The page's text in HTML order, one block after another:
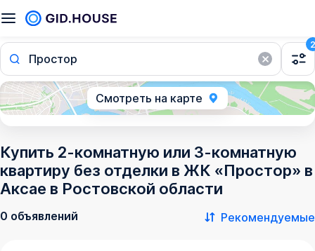
Простор
2
Смотреть на карте
Купить 2-комнатную или 3-комнатную
квартиру без отделки в ЖК «Простор» в
Аксае в Ростовской области
0 объявлений Рекомендуемые